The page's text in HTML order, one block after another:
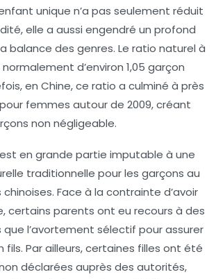
unique n’a pas seulement réduit
elle a aussi engendré un profond
balance des genres. Le ratio naturel à
d’environ 1,05 garçon
en Chine, ce ratio a culminé à près
femmes autour de 2009, créant
non négligeable.
en grande partie imputable à une
traditionnelle pour les garçons au
Face à la contrainte d’avoir
certains parents ont eu recours à des
l’avortement sélectif pour assurer
fils. Par ailleurs, certaines filles ont été
déclarées auprès des autorités,